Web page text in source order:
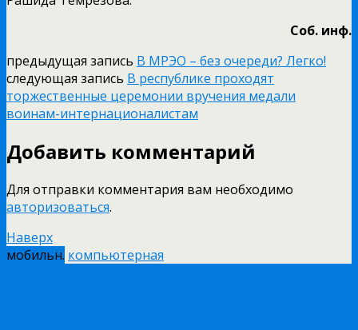
Соб. инф.
предыдущая запись В МРЭО – без очереди? Легко!
следующая запись В республике проходят
торжественные церемонии вручения медали
воинам-интернационалистам
Добавить комментарий
Для отправки комментария вам необходимо
авторизоваться.
Наверх
мобильн. компьютерная